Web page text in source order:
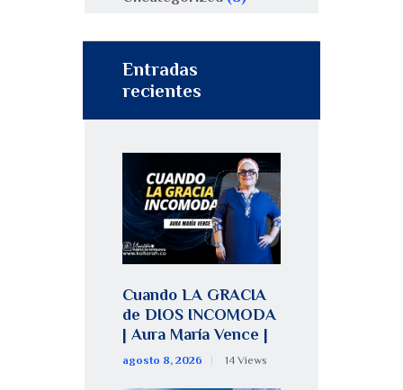
Entradas
recientes
Cuando LA GRACIA
de DIOS INCOMODA
| Aura María Vence |
agosto 8, 2026 14 Views